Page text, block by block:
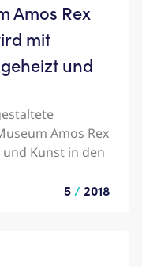
Amos Rex
mit
und
Amos Rex
Kunst in den
5 /2018